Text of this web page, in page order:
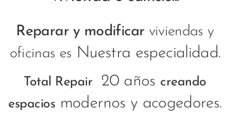
Reparar y modificar viviendas y
oficinas es Nuestra especialidad.
Total Repair 20 años creando
espacios modernos y acogedores.